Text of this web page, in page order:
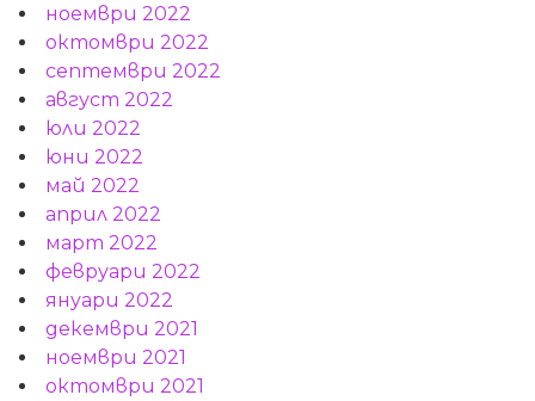
ноември 2022
октомври 2022
септември 2022
август 2022
юли 2022
юни 2022
май 2022
април 2022
март 2022
февруари 2022
януари 2022
декември 2021
ноември 2021
октомври 2021